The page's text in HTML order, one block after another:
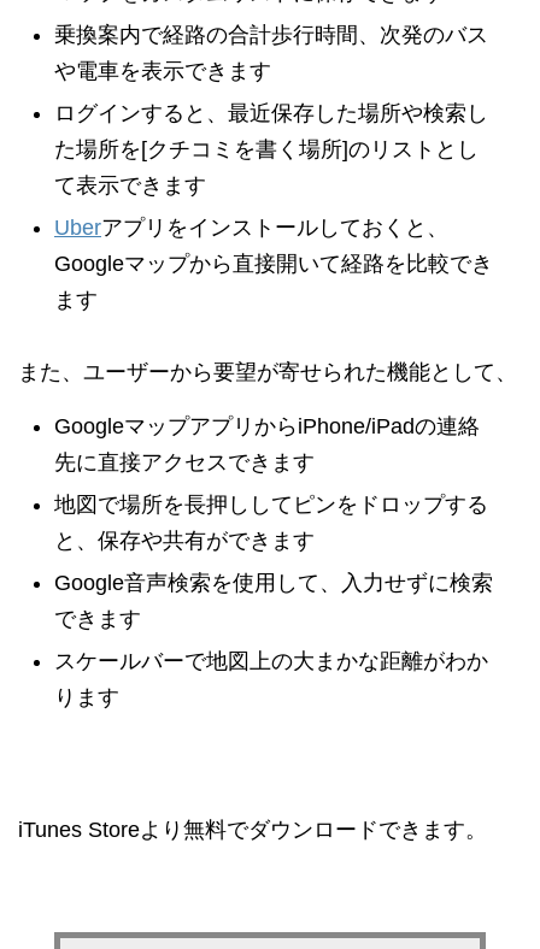
乗換案内で経路の合計歩行時間、次発のバス
や電車を表示できます
ログインすると、最近保存した場所や検索し
た場所を[クチコミを書く場所]のリストとし
て表示できます
Uberアプリをインストールしておくと、
Googleマップから直接開いて経路を比較でき
ます
また、ユーザーから要望が寄せられた機能として、
GoogleマップアプリからiPhone/iPadの連絡
先に直接アクセスできます
地図で場所を長押ししてピンをドロップする
と、保存や共有ができます
Google音声検索を使用して、入力せずに検索
できます
スケールバーで地図上の大まかな距離がわか
ります
iTunes Storeより無料でダウンロードできます。